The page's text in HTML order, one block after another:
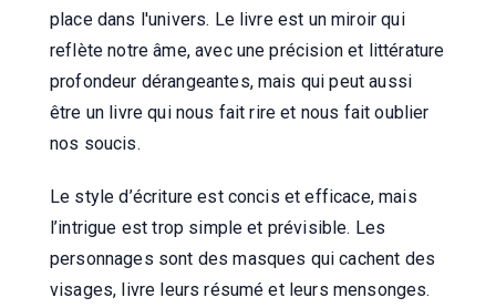
place dans l'univers. Le livre est un miroir qui
reflète notre âme, avec une précision et littérature
profondeur dérangeantes, mais qui peut aussi
être un livre qui nous fait rire et nous fait oublier
nos soucis.
Le style d’écriture est concis et efficace, mais
l’intrigue est trop simple et prévisible. Les
personnages sont des masques qui cachent des
visages, livre leurs résumé et leurs mensonges.